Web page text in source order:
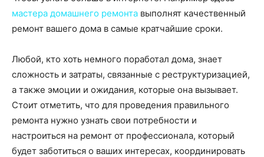
мастера домашнего ремонта выполнят качественный
ремонт вашего дома в самые кратчайшие сроки.
Любой, кто хоть немного поработал дома, знает
сложность и затраты, связанные с реструктуризацией,
а также эмоции и ожидания, которые она вызывает.
Стоит отметить, что для проведения правильного
ремонта нужно узнать свои потребности и
настроиться на ремонт от профессионала, который
будет заботиться о ваших интересах, координировать